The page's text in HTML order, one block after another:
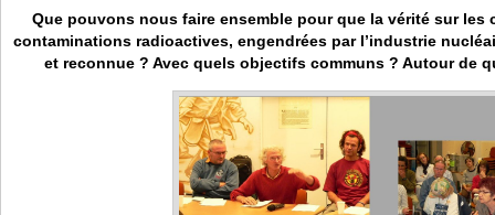
Que pouvons nous faire ensemble pour que la vérité sur les
contaminations radioactives, engendrées par l’industrie
et reconnue ? Avec quels objectifs communs ? Autour de